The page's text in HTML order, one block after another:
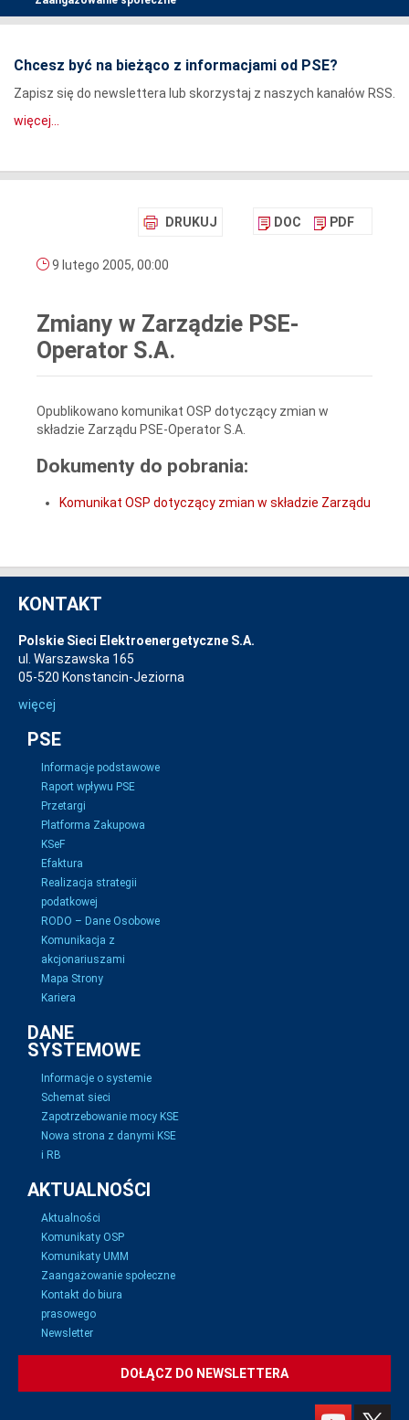
Chcesz być na bieżąco z informacjami od PSE?
Zapisz się do newslettera lub skorzystaj z naszych kanałów RSS.
więcej...
DRUKUJ DOC PDF
9 lutego 2005, 00:00
Zmiany w Zarządzie PSE-
Operator S.A.
Opublikowano komunikat OSP dotyczący zmian w
składzie Zarządu PSE-Operator S.A.
Dokumenty do pobrania:
Komunikat OSP dotyczący zmian w składzie Zarządu
KONTAKT
Polskie Sieci Elektroenergetyczne S.A.
ul. Warszawska 165
05-520 Konstancin-Jeziorna
więcej
PSE
Informacje podstawowe
Raport wpływu PSE
Przetargi
Platforma Zakupowa
KSeF
Efaktura
Realizacja strategii
podatkowej
RODO – Dane Osobowe
Komunikacja z
akcjonariuszami
Mapa Strony
Kariera
DANE
SYSTEMOWE
Informacje o systemie
Schemat sieci
Zapotrzebowanie mocy KSE
Nowa strona z danymi KSE
i RB
AKTUALNOŚCI
Aktualności
Komunikaty OSP
Komunikaty UMM
Zaangażowanie społeczne
Kontakt do biura
prasowego
Newsletter
DOŁĄCZ DO NEWSLETTERA